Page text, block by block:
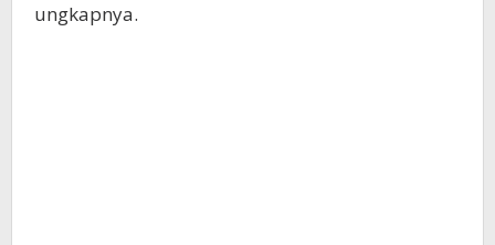
ungkapnya.